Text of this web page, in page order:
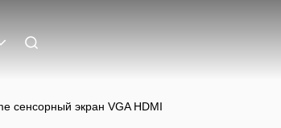
сенсорный экран VGA HDMI